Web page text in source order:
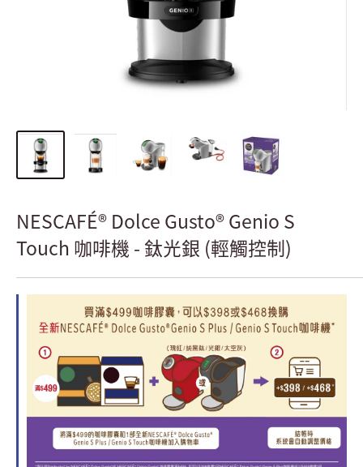
NESCAFÉ® Dolce Gusto® Genio S
Touch 咖啡機 - 鈦光銀 (輕觸控制)